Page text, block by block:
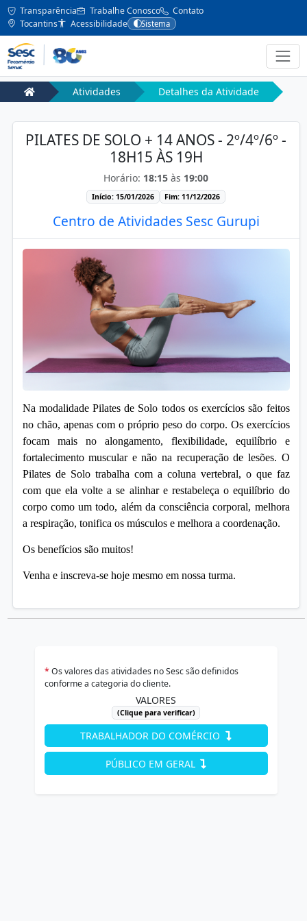
Transparência Trabalhe Conosco
Contato
Tocantins
Acessibilidade Sistema
Atividades Detalhes da Atividade
PILATES DE SOLO + 14 ANOS - 2º/4º/6º -
18H15 ÀS 19H
Horário: 18:15 às 19:00
Início: 15/01/2026 Fim: 11/12/2026
Centro de Atividades Sesc Gurupi
Na modalidade Pilates de Solo todos os exercícios são feitos
no chão, apenas com o próprio peso do corpo. Os exercícios
focam mais no alongamento, flexibilidade, equilíbrio e
fortalecimento muscular e não na recuperação de lesões. O
Pilates de Solo trabalha com a coluna vertebral, o que faz
com que ela volte a se alinhar e restabeleça o equilíbrio do
corpo como um todo, além da consciência corporal, melhora
a respiração, tonifica os músculos e melhora a coordenação.
Os benefícios são muitos!
Venha e inscreva-se hoje mesmo em nossa turma.
*Os valores das atividades no Sesc são definidos
conforme a categoria do cliente.
VALORES
(Clique para verificar)
TRABALHADOR DO COMÉRCIO
PÚBLICO EM GERAL